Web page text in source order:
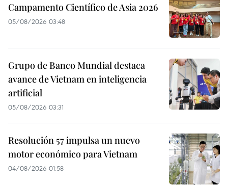
Campamento Científico de Asia 2026
05/08/2026 03:48
Grupo de Banco Mundial destaca
avance de Vietnam en inteligencia
artificial
05/08/2026 03:31
Resolución 57 impulsa un nuevo
motor económico para Vietnam
04/08/2026 01:58